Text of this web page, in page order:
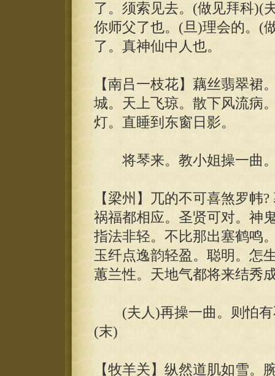
了。须索见去。(做见拜科)(
你师父了也。(旦)理会的。(
了。真神仙中人也。
【南吕一枝花】藕丝翡翠裙
城。天上飞琼。散下风流病
灯。直睡到东窗日影。
将琴来。教小姐操一曲
【梁州】兀的不可喜煞罗帏
祸福都相应。圣贤可对。神
指法非轻。不比那出塞鹤鸣
玉纤点逸韵轻盈。聪明。怎
蕙兰性。天地气都将来结秀
(夫人)再操一曲。则怕有
(末)
【牧羊关】纵然道肌如雪。